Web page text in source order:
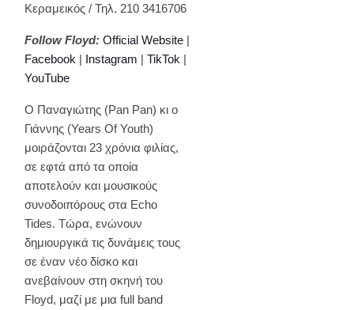
Κεραμεικός / Τηλ. 210 3416706
Follow Floyd: Official Website |
Facebook | Instagram | TikTok |
YouTube
Ο Παναγιώτης (Pan Pan) κι ο
Γιάννης (Years Of Youth)
μοιράζονται 23 χρόνια φιλίας,
σε εφτά από τα οποία
αποτελούν και μουσικούς
συνοδοιπόρους στα Echo
Tides. Τώρα, ενώνουν
δημιουργικά τις δυνάμεις τους
σε έναν νέο δίσκο και
ανεβαίνουν στη σκηνή του
Floyd, μαζί με μια full band